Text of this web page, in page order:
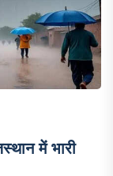
में भारी